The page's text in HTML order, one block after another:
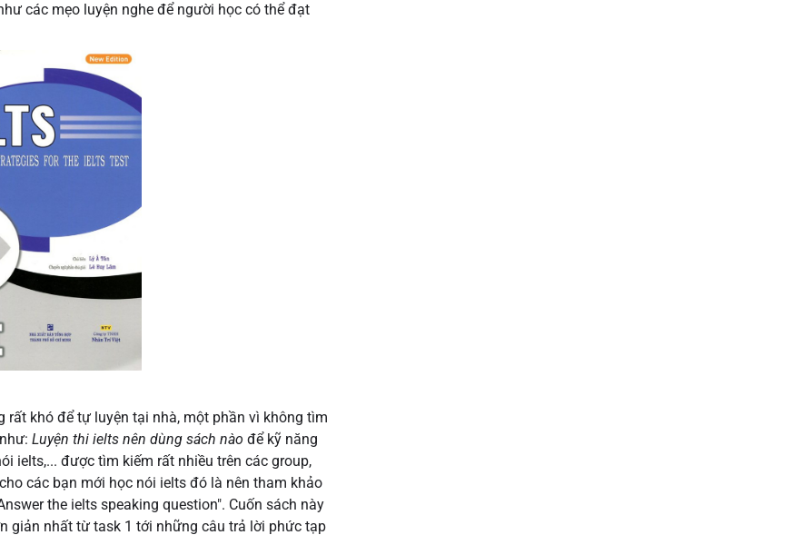
các mẹo luyện nghe để người học có thể đạt
rất khó để tự luyện tại nhà, một phần vì không tìm
Luyện thi ielts nên dùng sách nào để kỹ năng
ielts,... được tìm kiếm rất nhiều trên các group,
các bạn mới học nói ielts đó là nên tham khảo
the ielts speaking question". Cuốn sách này
giản nhất từ task 1 tới những câu trả lời phức tạp